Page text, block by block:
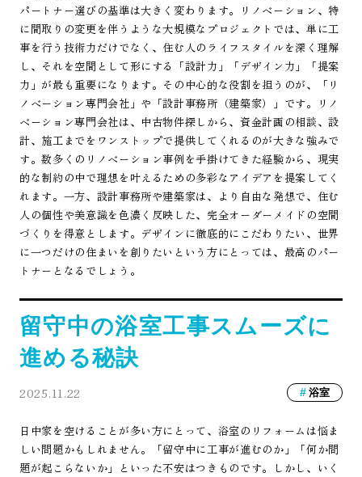
パートナー選びの基準は大きく変わります。リノベーション、特
に間取りの変更を伴うような大規模なプロジェクトでは、単に工
事を行う技術力だけでなく、住む人のライフスタイルを深く理解
し、それを空間として形にする「設計力」「デザイン力」「提案
力」が最も重要になります。その中心的な役割を担うのが、「リ
ノベーション専門会社」や「設計事務所（建築家）」です。リノ
ベーション専門会社は、中古物件探しから、資金計画の相談、設
計、施工までをワンストップで提供してくれるのが大きな強みで
す。数多くのリノベーション事例を手掛けてきた経験から、現実
的な制約の中で理想を叶えるための多彩なアイデアを提案してく
れます。一方、設計事務所や建築家は、より自由な発想で、住む
人の個性や美意識を色濃く反映した、完全オーダーメイドの空間
づくりを得意とします。デザインに徹底的にこだわりたい、世界
に一つだけの住まいを創りたいという方にとっては、最高のパー
トナーとなるでしょう。
留守中の浴室工事スムーズに
進める秘訣
2025.11.22 浴室
日中家を空けることが多い方にとって、浴室のリフォームは悩ま
しい問題かもしれません。「留守中に工事が進むのか」「何か問
題が起こらないか」といった不安はつきものです。しかし、いく